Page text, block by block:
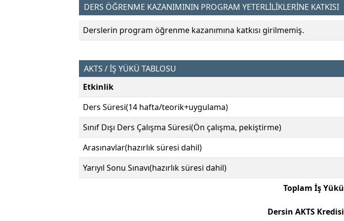
DERS ÖĞRENME KAZANIMININ PROGRAM YETERLİLİKLERİNE KATKISI
Derslerin program öğrenme kazanımına katkısı girilmemiş.
AKTS / İŞ YÜKÜ TABLOSU
Etkinlik
Ders Süresi(14 hafta/teorik+uygulama)
Sınıf Dışı Ders Çalışma Süresi(Ön çalışma, pekiştirme)
Arasınavlar(hazırlık süresi dahil)
Yarıyıl Sonu Sınavı(hazırlık süresi dahil)
Toplam İş Yükü
Dersin AKTS Kredisi